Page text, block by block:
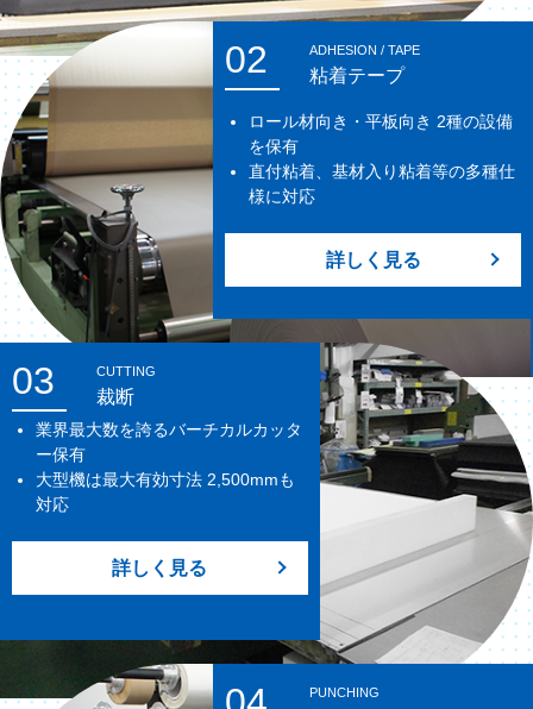
02 ADHESION / TAPE
粘着テープ
ロール材向き・平板向き 2種の設備
を保有
直付粘着、基材入り粘着等の多種仕
様に対応
詳しく見る
03 CUTTING
裁断
業界最大数を誇るバーチカルカッタ
ー保有
大型機は最大有効寸法 2,500mmも
対応
詳しく見る
PUNCHING